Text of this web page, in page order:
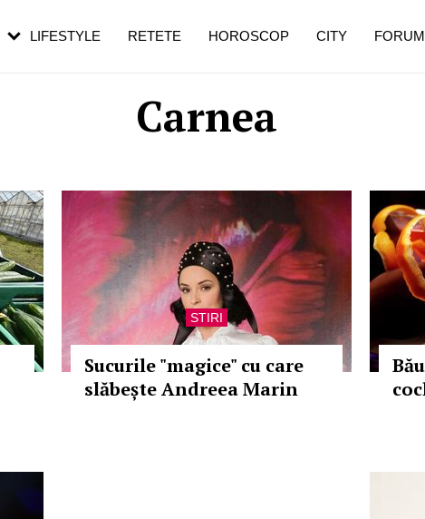
Carnea
STIRI
Sucurile "magice" cu care
slăbește Andreea Marin
LIFESTYLE RETETE HOROSCOP CITY FORUM
pe măsură ce înaintezi în vârstă